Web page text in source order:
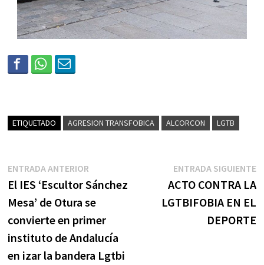
ETIQUETADO AGRESION TRANSFOBICA ALCORCON LGTB
ENTRADA ANTERIOR
El IES ‘Escultor Sánchez
Mesa’ de Otura se
convierte en primer
instituto de Andalucía
en izar la bandera Lgtbi
ENTRADA SIGUIENTE
ACTO CONTRA LA
LGTBIFOBIA EN EL
DEPORTE